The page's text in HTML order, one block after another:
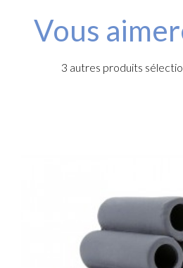
Vous
3 autres produits